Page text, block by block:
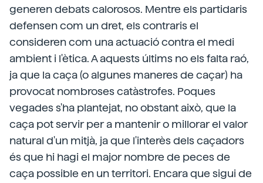
generen debats calorosos. Mentre els partidaris
defensen com un dret, els contraris el
consideren com una actuació contra el medi
ambient i l'ètica. A aquests últims no els falta raó,
ja que la caça (o algunes maneres de caçar) ha
provocat nombroses catàstrofes. Poques
vegades s'ha plantejat, no obstant això, que la
caça pot servir per a mantenir o millorar el valor
natural d'un mitjà, ja que l'interès dels caçadors
és que hi hagi el major nombre de peces de
caça possible en un territori. Encara que sigui de